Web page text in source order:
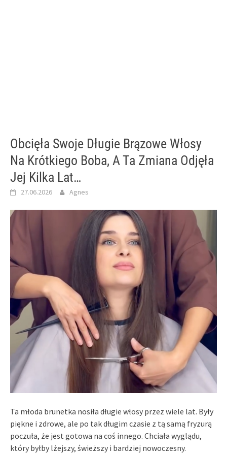
Obcięła Swoje Długie Brązowe Włosy
Na Krótkiego Boba, A Ta Zmiana Odjęła
Jej Kilka Lat…
27.06.2026 Agnes
Ta młoda brunetka nosiła długie włosy przez wiele lat. Były
piękne i zdrowe, ale po tak długim czasie z tą samą fryzurą
poczuła, że jest gotowa na coś innego. Chciała wyglądu,
który byłby lżejszy, świeższy i bardziej nowoczesny.